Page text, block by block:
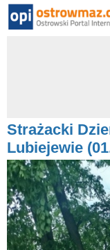
Strażacki
Lubiejewie